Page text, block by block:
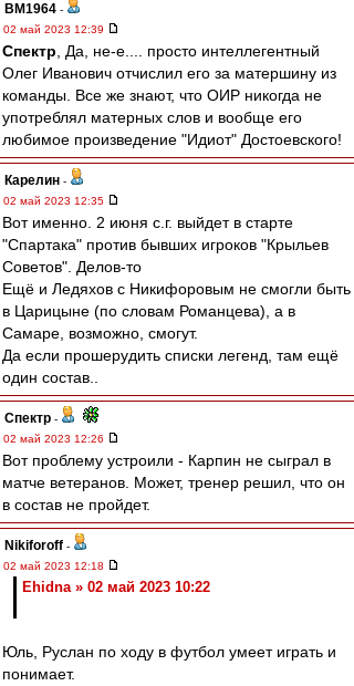
BM1964 -
02 май 2023 12:39
Спектр , Да, не-е.... просто интеллегентный
Олег Иванович отчислил его за матершину из
команды. Все же знают, что ОИР никогда не
употреблял матерных слов и вообще его
любимое произведение "Идиот" Достоевского!
Карелин -
02 май 2023 12:35
Вот именно. 2 июня с.г. выйдет в старте
"Спартака" против бывших игроков "Крыльев
Советов". Делов-то
Ещё и Ледяхов с Никифоровым не смогли быть
в Царицыне (по словам Романцева), а в
Самаре, возможно, смогут.
Да если прошерудить списки легенд, там ещё
один состав..
Спектр -
02 май 2023 12:26
Вот проблему устроили - Карпин не сыграл в
матче ветеранов. Может, тренер решил, что он
в состав не пройдет.
Nikiforoff -
02 май 2023 12:18
Ehidna » 02 май 2023 10:22
Юль, Руслан по ходу в футбол умеет играть и
понимает.